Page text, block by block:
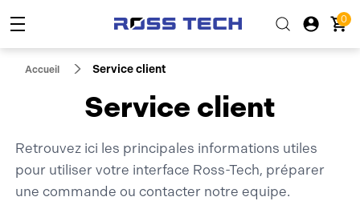
0
Accueil Service client
Service client
Retrouvez ici les principales informations utiles
pour utiliser votre interface Ross-Tech, préparer
une commande ou contacter notre equipe.